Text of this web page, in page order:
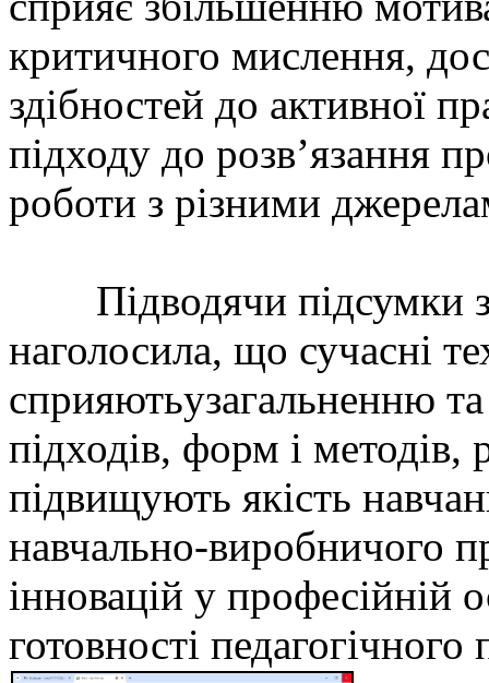
критичного мислення,
здібностей до активної
підходу до розв’язання
роботи з різними
Підводячи підсумки
наголосила, що сучасні
сприяютьузагальненню та
підходів, форм і методів,
підвищують якість
навчально-виробничого
інновацій у професійній
готовності